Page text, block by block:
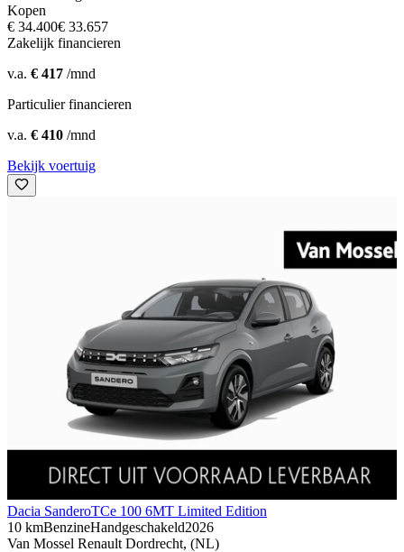
Kopen
€ 34.400€ 33.657
Zakelijk financieren
v.a. € 417 /mnd
Particulier financieren
v.a. € 410 /mnd
Bekijk voertuig
Dacia SanderoTCe 100 6MT Limited Edition
10 kmBenzineHandgeschakeld2026
Van Mossel Renault Dordrecht, (NL)